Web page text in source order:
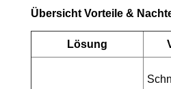
Übersicht Vorteile &
Lösung